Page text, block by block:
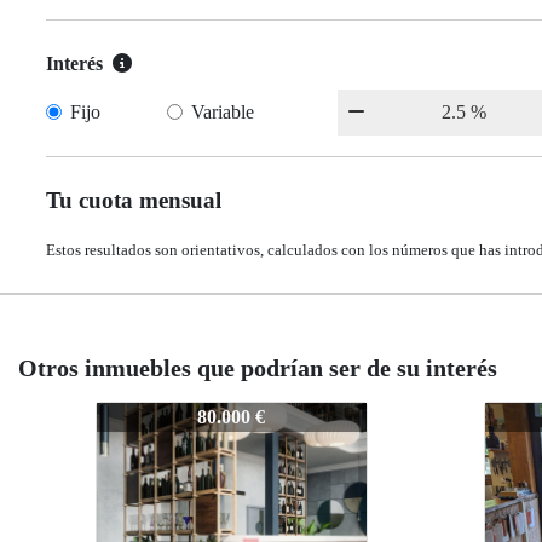
Interés
Fijo Variable
Tu cuota mensual
Estos resultados son orientativos, calculados con los números que has
Otros inmuebles que podrían ser de su interés
Z1151
60.000 €
Z1151 60.000 €